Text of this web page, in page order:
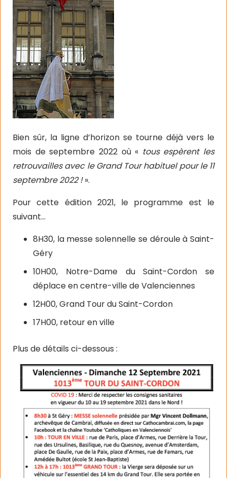
Bien sûr, la ligne d’horizon se tourne déjà vers le
mois de septembre 2022 où « tous espèrent les
retrouvailles avec le Grand Tour habituel pour le 11
septembre 2022 !».
Pour cette édition 2021, le programme est le
suivant…
8H30, la messe solennelle se déroule à Saint-
Géry
10H00, Notre-Dame du Saint-Cordon se
déplace en centre-ville de Valenciennes
12H00, Grand Tour du Saint-Cordon
17H00, retour en ville
Plus de détails ci-dessous :